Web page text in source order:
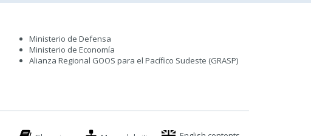
Ministerio de Defensa
Ministerio de Economía
Alianza Regional GOOS para el Pacífico Sudeste (GRASP)